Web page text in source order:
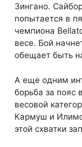
Зингано.
попытается в
чемпиона
весе. Бой
обещает быть
А еще одним
борьба за пояс
весовой
Кармуш и
этой схватки